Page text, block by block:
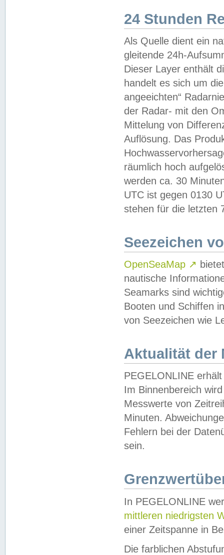
24 Stunden
Als Quelle dient ein
gleitende 24h-
Dieser Layer enthält
handelt es sich um
angeeichten“
der Radar- mit den
Mittelung von
Auflösung. Das
räumlich hoch
werden ca. 30
UTC ist gegen 0130
stehen für die letzten
Seezeichen
OpenSeaMap ↗
nautische
Seamarks sind
Booten und Schiffen
von Seezeichen wie
Aktualität der
PEGELONLINE
Im Binnenbereich
Messwerte von
Minuten.
Fehlern bei der
sein.
In PEGELONLINE
mittleren niedrigsten
einer Zeitspanne in
Die farblichen